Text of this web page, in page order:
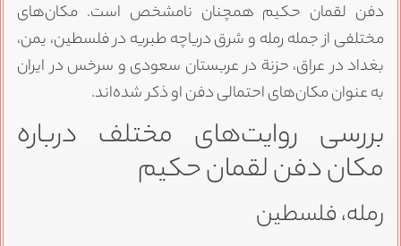
دفن لقمان حکیم همچنان نامشخص است. مکان‌های
مختلفی از جمله رمله و شرق دریاچه طبریه در فلسطین، یمن،
بغداد در عراق، حزنة در عربستان سعودی و سرخس در ایران
به عنوان مکان‌های احتمالی دفن او ذکر شده‌اند.
بررسی روایت‌های مختلف درباره
مکان دفن لقمان حکیم
رمله، فلسطین